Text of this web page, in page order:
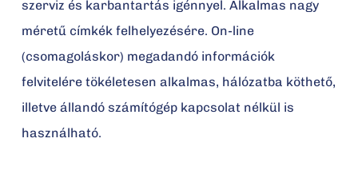
szerviz és karbantartás igénnyel. Alkalmas nagy
méretű címkék felhelyezésére. On-line
(csomagoláskor) megadandó információk
felvitelére tökéletesen alkalmas, hálózatba köthető,
illetve állandó számítógép kapcsolat nélkül is
használható.